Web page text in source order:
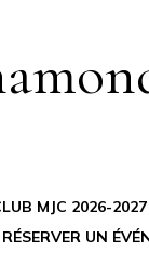
MJC 2026-2027
RÉSERVER UN